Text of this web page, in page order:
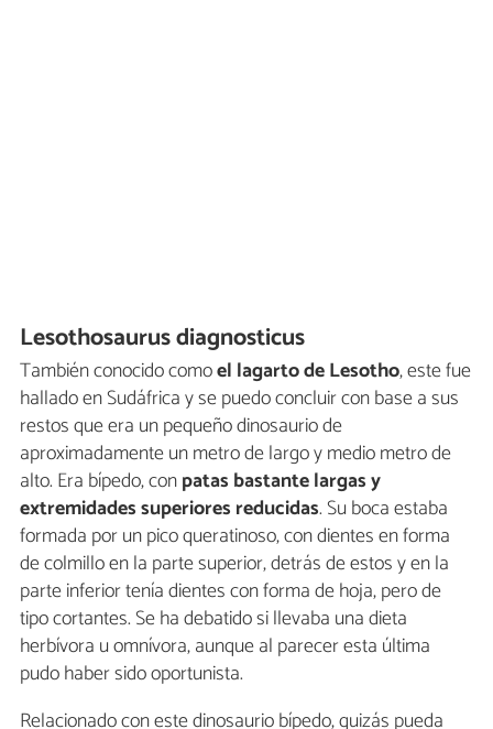
Lesothosaurus diagnosticus
También conocido comoel lagarto de Lesotho, este fue
hallado en Sudáfrica y se puedo concluir con base a sus
restos que era un pequeño dinosaurio de
aproximadamente un metro de largo y medio metro de
alto. Era bípedo, conpatas bastante largas y
extremidades superiores reducidas. Su boca estaba
formada por un pico queratinoso, con dientes en forma
de colmillo en la parte superior, detrás de estos y en la
parte inferior tenía dientes con forma de hoja, pero de
tipo cortantes. Se ha debatido si llevaba una dieta
herbívora u omnívora, aunque al parecer esta última
pudo haber sido oportunista.
Relacionado con este dinosaurio bípedo, quizás pueda